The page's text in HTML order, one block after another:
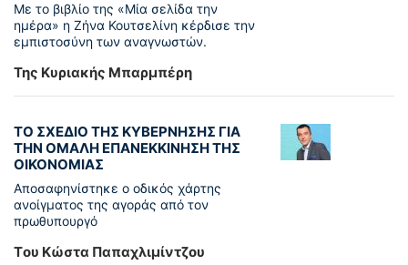
Με το βιβλίο της «Μία σελίδα την
ημέρα» η Ζήνα Κουτσελίνη κέρδισε την
εμπιστοσύνη των αναγνωστών.
Της Κυριακής Μπαρμπέρη
ΤΟ ΣΧΕΔΙΟ ΤΗΣ ΚΥΒΕΡΝΗΣΗΣ ΓΙΑ
ΤΗΝ ΟΜΑΛΗ ΕΠΑΝΕΚΚΙΝΗΣΗ ΤΗΣ
ΟΙΚΟΝΟΜΙΑΣ
Αποσαφηνίστηκε ο οδικός χάρτης
ανοίγματος της αγοράς από τον
πρωθυπουργό
Tου Κώστα Παπαχλιμίντζου